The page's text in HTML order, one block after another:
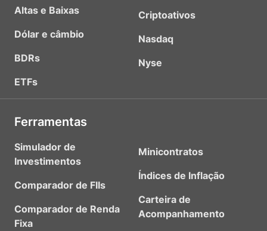
Altas e Baixas
Dólar e câmbio
BDRs
ETFs
Criptoativos
Nasdaq
Nyse
Ferramentas
Simulador de
Investimentos
Comparador de FIIs
Comparador de Renda
Fixa
Minicontratos
Índices de Inflação
Carteira de
Acompanhamento